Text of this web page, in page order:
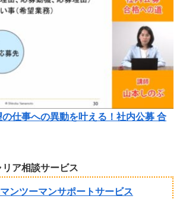
の仕事への異動を叶える！社内公募 合
ア相談サービス
ンツーマンサポートサービス